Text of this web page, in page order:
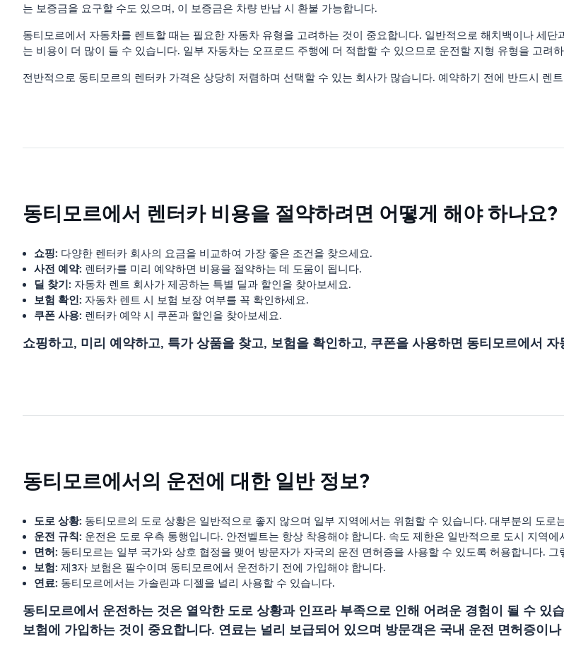
는 보증금을 요구할 수도 있으며, 이 보증금은 차량 반납 시 환불 가능합니다.
동티모르에서 자동차를 렌트할 때는 필요한 자동차 유형을 고려하는 것이 중요합니다. 일반적으로 해치백이나 세
는 비용이 더 많이 들 수 있습니다. 일부 자동차는 오프로드 주행에 ​​더 적합할 수 있으므로 운전할 지형 유형을 고려
전반적으로 동티모르의 렌터카 가격은 상당히 저렴하며 선택할 수 있는 회사가 많습니다. 예약하기 전에 반드시 렌
동티모르에서 렌터카 비용을 절약하려면 어떻게 해야 하나요?
쇼핑: 다양한 렌터카 회사의 요금을 비교하여 가장 좋은 조건을 찾으세요.
사전 예약: 렌터카를 미리 예약하면 비용을 절약하는 데 도움이 됩니다.
딜 찾기: 자동차 렌트 회사가 제공하는 특별 딜과 할인을 찾아보세요.
보험 확인: 자동차 렌트 시 보험 보장 여부를 꼭 확인하세요.
쿠폰 사용: 렌터카 예약 시 쿠폰과 할인을 찾아보세요.
쇼핑하고, 미리 예약하고, 특가 상품을 찾고, 보험을 확인하고, 쿠폰을 사용하면 동티모르에서
동티모르에서의 운전에 대한 일반 정보?
도로 상황: 동티모르의 도로 상황은 일반적으로 좋지 않으며 일부 지역에서는 위험할 수 있습니다. 대부분의 도로
운전 규칙: 운전은 도로 우측 통행입니다. 안전벨트는 항상 착용해야 합니다. 속도 제한은 일반적으로 도시 지역
면허: 동티모르는 일부 국가와 상호 협정을 맺어 방문자가 자국의 운전 면허증을 사용할 수 있도록 허용합니다.
보험: 제3자 보험은 필수이며 동티모르에서 운전하기 전에 가입해야 합니다.
연료: 동티모르에서는 가솔린과 디젤을 널리 사용할 수 있습니다.
동티모르에서 운전하는 것은 열악한 도로 상황과 인프라 부족으로 인해 어려운 경험이 될 수
보험에 가입하는 것이 중요합니다. 연료는 널리 보급되어 있으며 방문객은 국내 운전 면허증이